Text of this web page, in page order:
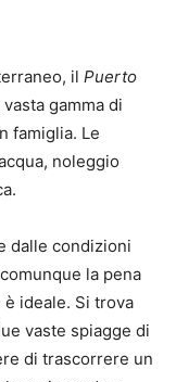
il Puerto
gamma di
famiglia. Le
noleggio
dalle condizioni
la pena
ideale. Si trova
vaste spiagge di
di trascorrere un